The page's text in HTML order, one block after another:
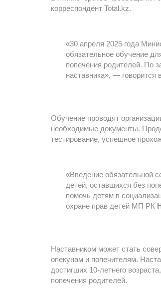
корреспондент Total.kz.
«30 апреля 2025 года
обязательное обучение
попечения родителей. По
наставника», — говорится
Обучение проводят
необходимые документы.
тестирование, успешное
«Введение обязательной
детей, оставшихся без
помочь детям в
охране прав детей МП РК
Наставником может стать
опекунам и попечителям.
достигших 10-летнего
попечения родителей.